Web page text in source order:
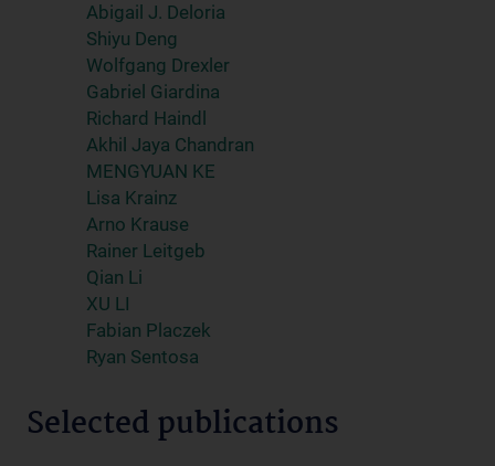
Abigail J. Deloria
Shiyu Deng
Wolfgang Drexler
Gabriel Giardina
Richard Haindl
Akhil Jaya Chandran
MENGYUAN KE
Lisa Krainz
Arno Krause
Rainer Leitgeb
Qian Li
XU LI
Fabian Placzek
Ryan Sentosa
Selected publications